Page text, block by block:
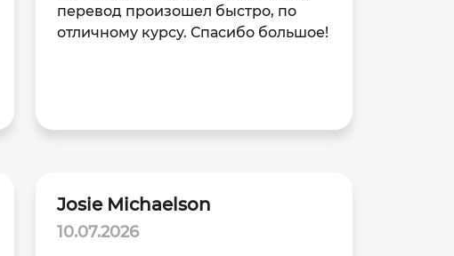
перевод произошел быстро, по
отличному курсу. Спасибо большое!
Josie Michaelson
10.07.2026